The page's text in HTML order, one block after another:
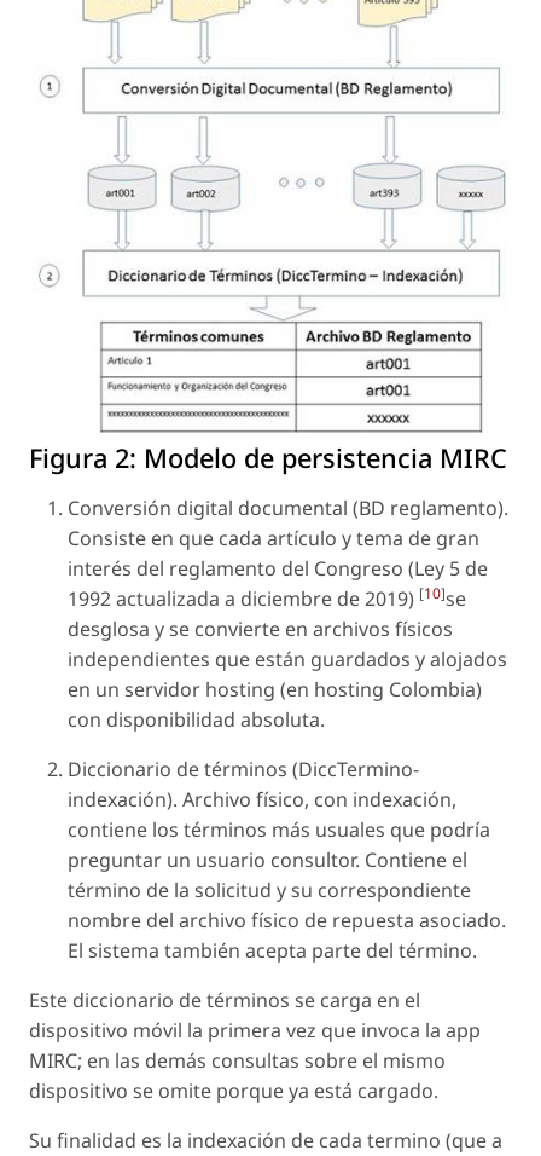
Figura 2: Modelo de persistencia MIRC
Conversión digital documental (BD reglamento).
Consiste en que cada artículo y tema de gran
interés del reglamento del Congreso (Ley 5 de
1992 actualizada a diciembre de 2019) [10]se
desglosa y se convierte en archivos físicos
independientes que están guardados y alojados
en un servidor hosting (en hosting Colombia)
con disponibilidad absoluta.
Diccionario de términos (DiccTermino-
indexación). Archivo físico, con indexación,
contiene los términos más usuales que podría
preguntar un usuario consultor. Contiene el
término de la solicitud y su correspondiente
nombre del archivo físico de repuesta asociado.
El sistema también acepta parte del término.
Este diccionario de términos se carga en el
dispositivo móvil la primera vez que invoca la app
MIRC; en las demás consultas sobre el mismo
dispositivo se omite porque ya está cargado.
Su finalidad es la indexación de cada termino (que a